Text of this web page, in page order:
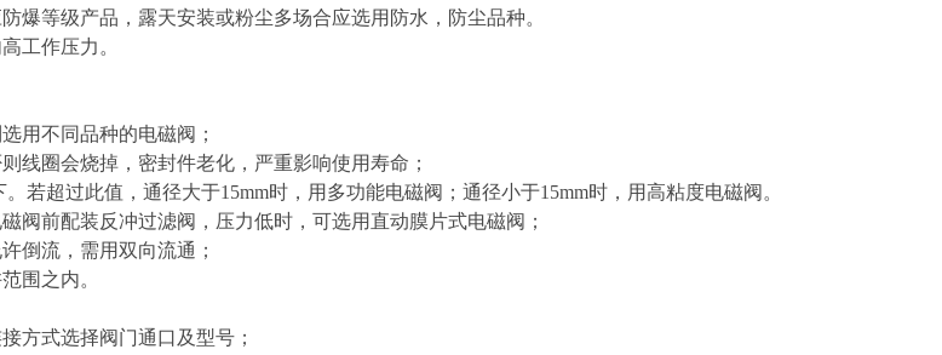
爆等级产品，露天安装或粉尘多场合应选用防水，防尘品种。
工作压力。
用不同品种的电磁阀；
线圈会烧掉，密封件老化，严重影响使用寿命；
若超过此值，通径大于15mm时，用多功能电磁阀；通径小于15mm时，用高粘度电磁阀。
阀前配装反冲过滤阀，压力低时，可选用直动膜片式电磁阀；
倒流，需用双向流通；
围之内。
方式选择阀门通口及型号；